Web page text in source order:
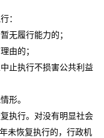
：
无履行能力的；
由的；
止执行不损害公共利益
形。
执行。对没有明显社会
未恢复执行的，行政机